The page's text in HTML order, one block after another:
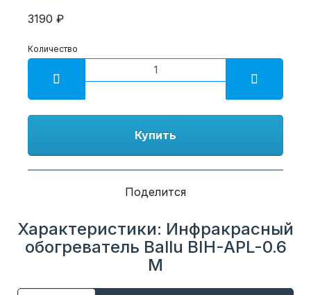
3190 ₽
Количество
Купить
Поделится
Характеристики: Инфракрасный
обогреватель Ballu BIH-APL-0.6
M